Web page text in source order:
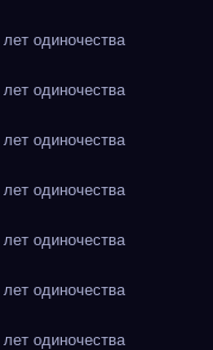
одиночества
одиночества
одиночества
одиночества
одиночества
одиночества
одиночества